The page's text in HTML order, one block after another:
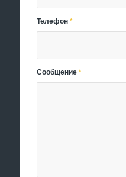
Телефон*
Сообщение*